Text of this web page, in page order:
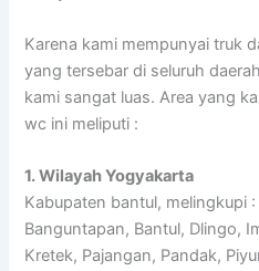
Karena kami mempunyai truk
yang tersebar di seluruh
kami sangat luas. Area yang
wc ini meliputi :
1. Wilayah Yogyakarta
Kabupaten bantul, melingkupi
Banguntapan, Bantul, Dlingo,
Kretek, Pajangan, Pandak,